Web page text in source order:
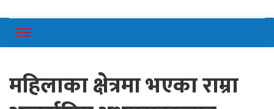
Mahilajagaran
महिलाका क्षेत्रमा भएका राम्रा